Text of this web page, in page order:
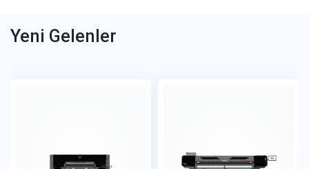
Yeni Gelenler